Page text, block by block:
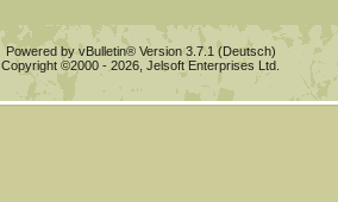
Powered by vBulletin® Version 3.7.1 (Deutsch)
Copyright ©2000 - 2026, Jelsoft Enterprises Ltd.